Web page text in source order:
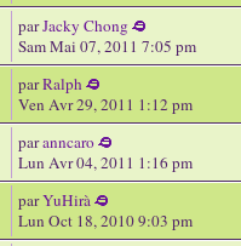
parJacky Chong
Sam Mai 07, 2011 7:05 pm
parRalph
Ven Avr 29, 2011 1:12 pm
paranncaro
Lun Avr 04, 2011 1:16 pm
parYuHirà
Lun Oct 18, 2010 9:03 pm